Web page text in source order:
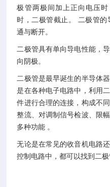
极管两极间加上正向电压
时，二极管截止。 二极管
通与断开。
二极管具有单向导电性能，
向阴极。
二极管是最早诞生的半导体
是在各种电子电路中，利用
件进行合理的连接，构成不
整流、对调制信号检波、限
多种功能 。
无论是在常见的收音机电路
控制电路中，都可以找到二极